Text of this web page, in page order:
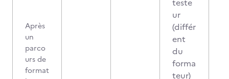
Après
un
parco
urs de
format
teste
ur
(différ
ent
du
forma
teur)